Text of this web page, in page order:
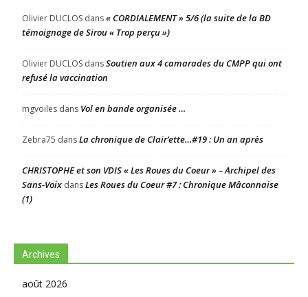
Olivier DUCLOS dans« CORDIALEMENT » 5/6 (la suite de la BD
témoignage de Sirou « Trop perçu »)
Olivier DUCLOS dansSoutien aux 4 camarades du CMPP qui ont
refusé la vaccination
mgvoiles dans Vol en bande organisée …
Zebra75 dansLa chronique de Clair’ette…#19 : Un an après
CHRISTOPHE et son VDIS « Les Roues du Coeur » – Archipel des
Sans-Voix dansLes Roues du Coeur #7 : Chronique Mâconnaise
(1)
Archives
août 2026